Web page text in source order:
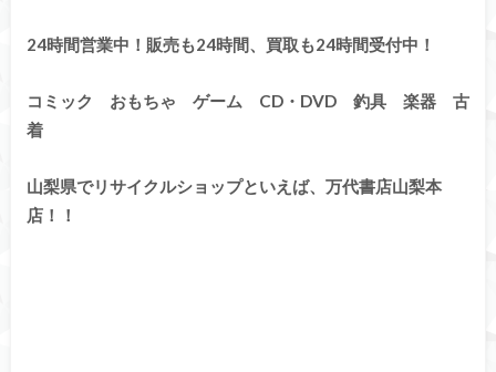
24時間営業中！販売も24時間、買取も24時間受付中！
コミック おもちゃ ゲーム CD・DVD 釣具 楽器 古
着
山梨県でリサイクルショップといえば、万代書店山梨本
店！！